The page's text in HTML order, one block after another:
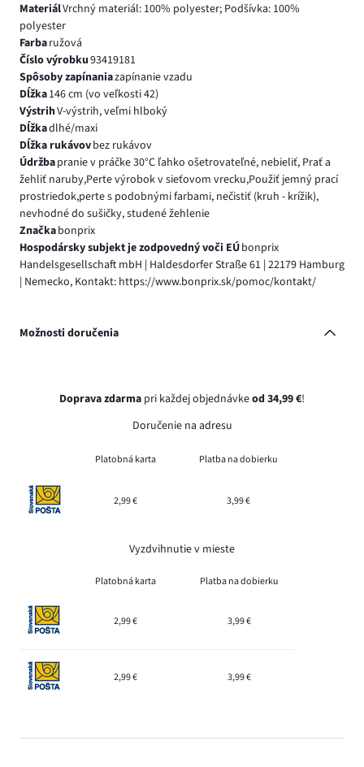
MateriálVrchný materiál: 100% polyester; Podšívka: 100%
polyester
Farbaružová
Číslo výrobku93419181
Spôsoby zapínaniazapínanie vzadu
Dĺžka146 cm (vo veľkosti 42)
VýstrihV-výstrih, veľmi hlboký
Dĺžkadlhé/maxi
Dĺžka rukávovbez rukávov
Údržbapranie v práčke 30°C ľahko ošetrovateľné, nebieliť, Prať a
žehliť naruby,Perte výrobok v sieťovom vrecku,Použiť jemný prací
prostriedok,perte s podobnými farbami, nečistiť (kruh - krížik),
nevhodné do sušičky, studené žehlenie
Značkabonprix
Hospodársky subjekt je zodpovedný voči EÚbonprix
Handelsgesellschaft mbH | Haldesdorfer Straße 61 | 22179 Hamburg
| Nemecko, Kontakt: https://www.bonprix.sk/pomoc/kontakt/
Možnosti doručenia
Doprava zdarma pri každej objednávkeod 34,99 €!
Doručenie na adresu
Platobná karta Platba na dobierku
2,99 € 3,99 €
Vyzdvihnutie v mieste
Platobná karta Platba na dobierku
2,99 € 3,99 €
2,99 € 3,99 €